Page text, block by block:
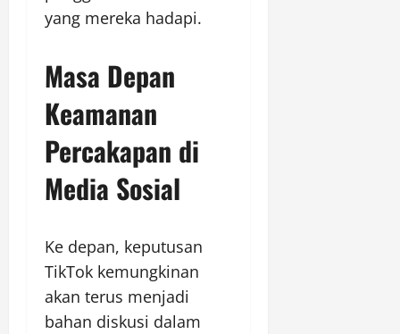
yang mereka hadapi.
Masa Depan
Keamanan
Percakapan di
Media Sosial
Ke depan, keputusan
TikTok kemungkinan
akan terus menjadi
bahan diskusi dalam